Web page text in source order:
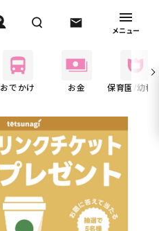
メニュー
おでかけ お金 保育園/幼稚